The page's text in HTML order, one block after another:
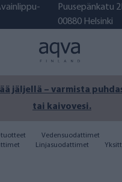
Puusepänkatu
00880 Helsinki
jäljellä – varmista
tai kaivovesi.
tuotteet
Vedensuodattimet
Linjasuodattimet